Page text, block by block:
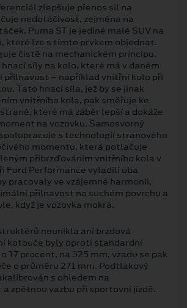
zlepšuje přenos sil na
nedotáčivost, zejména na
Puma ST je jediné malé SUV na
které lze s tímto prvkem objednat.
čistě na mechanickém principu.
síly na kolo, které má v daném
přilnavost – například vnitřní kolo při
Tato hnací síla, jež by se jinak
vnitřního kola, pak směřuje ke
které má záběr lepší a dokáže
na vozovku. Samosvorný
s technologií stranového
momentu, která potlačuje
přibrzďováním vnitřního kola v
Ford Performance vyladili oba
pracovaly ve vzájemné harmonii,
přilnavost na suchém povrchu a
když je vozovka mokrá.
neunikla ani brzdová
kotouče byly oproti standardní
17 procent, na 325 mm, vzadu se pak
o průměru 271 mm. Podtlakový
s ohledem na
zpětnou vazbu při sportovní jízdě.